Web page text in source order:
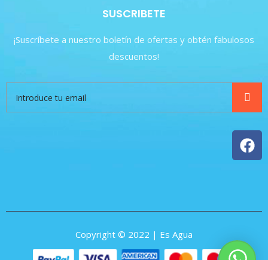
SUSCRIBETE
¡Suscríbete a nuestro boletín de ofertas y obtén fabulosos
descuentos!
Copyright © 2022 | Es Agua